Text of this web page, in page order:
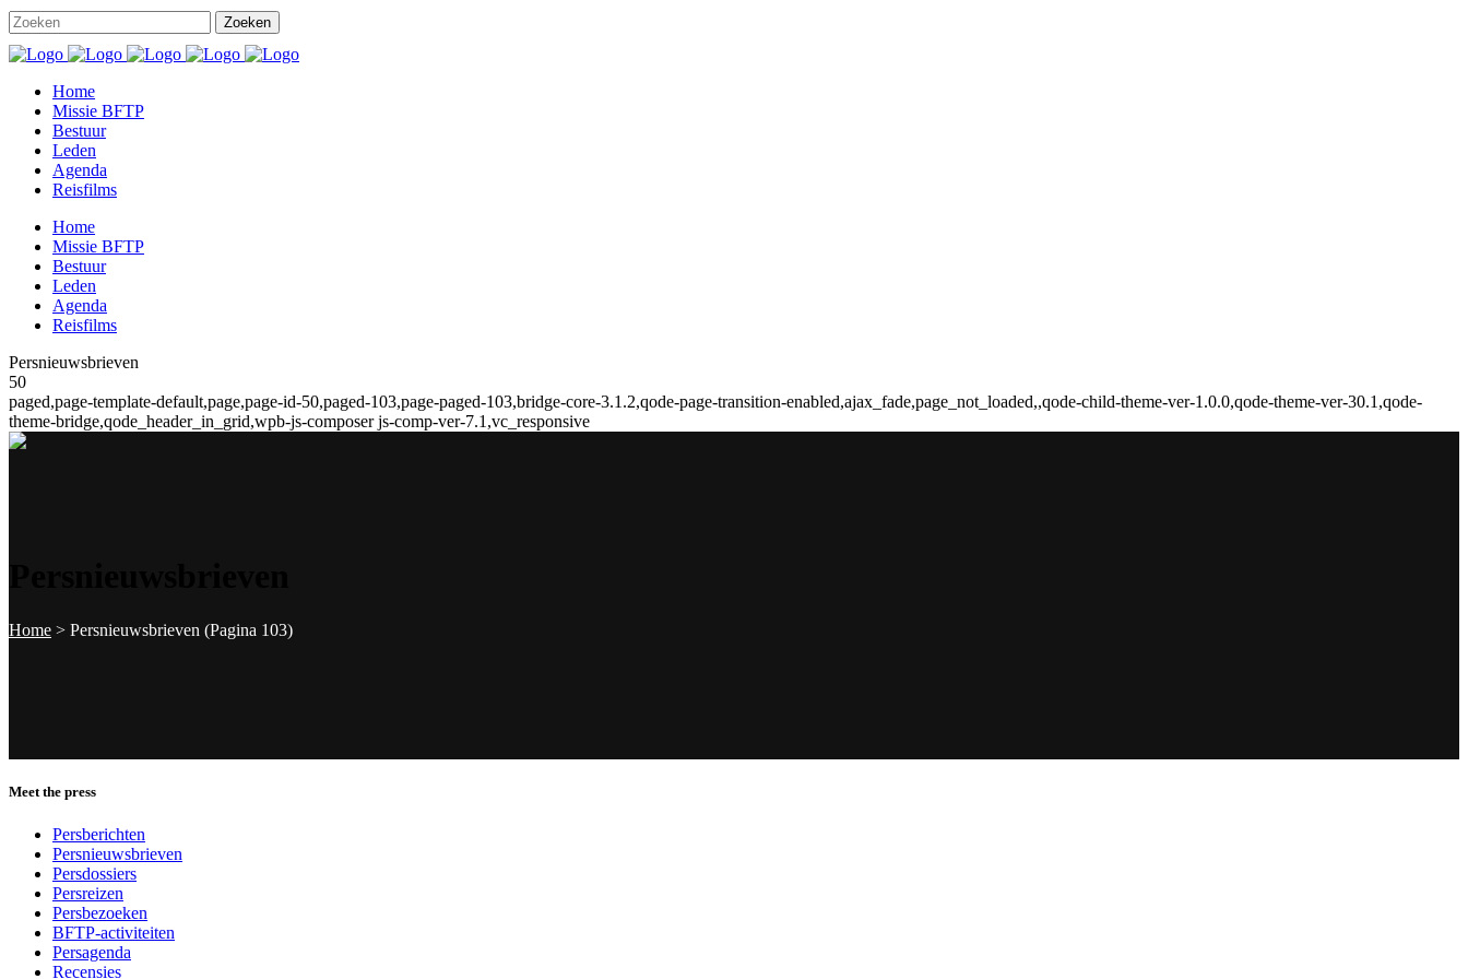
Home
Missie BFTP
Bestuur
Leden
Agenda
Reisfilms
Home
Missie BFTP
Bestuur
Leden
Agenda
Reisfilms
Persnieuwsbrieven
50
paged,page-template-default,page,page-id-50,paged-103,page-paged-103,bridge-core-3.1.2,qode-page-transition-enabled,ajax_fade,page_not_loaded,,qode-child-theme-ver-1.0.0,qode-theme-ver-30.1,qode-
theme-bridge,qode_header_in_grid,wpb-js-composer js-comp-ver-7.1,vc_responsive
Home > Persnieuwsbrieven (Pagina 103)
Meet the press
Persberichten
Persnieuwsbrieven
Persdossiers
Persreizen
Persbezoeken
BFTP-activiteiten
Persagenda
Recensies